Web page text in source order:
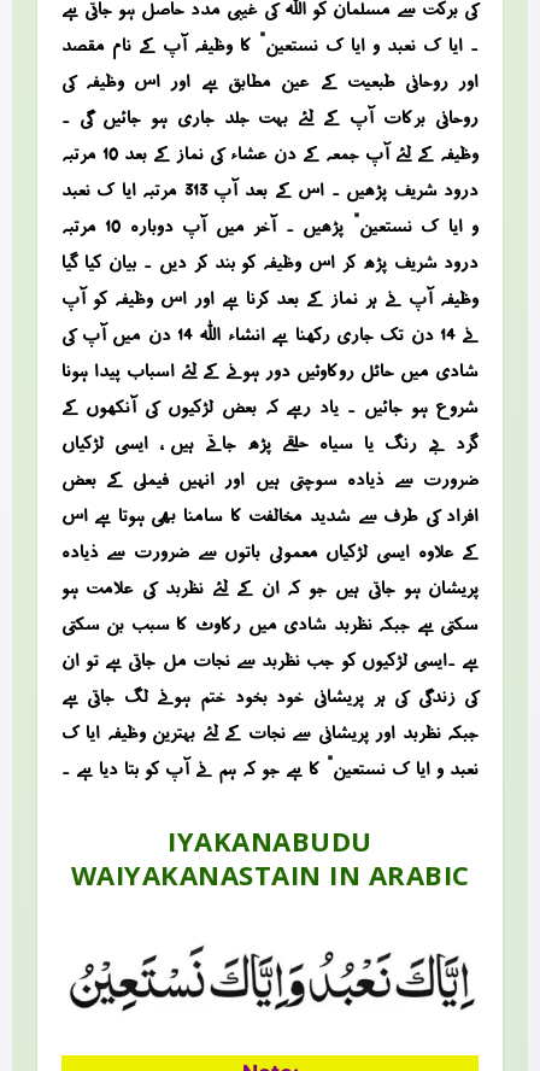
کی برکت سے مسلمان کو اللہ کی غیبی مدد حاصل ہو جاتی ہے
۔ “ایا ک نعبد و ایا ک نستعین” کا وظیفہ آپ کے نام مقصد
اور روحانی طبعیت کے عین مطابق ہے اور اس وظیفہ کی
روحانی برکات آپ کے لئے بہت جلد جاری ہو جائیں گی ۔
وظیفہ کے لئے آپ جمعہ کے دن عشاء کی نماز کے بعد 10 مرتبہ
درود شریف پڑھیں ۔ اس کے بعد آپ 313 مرتبہ “ایا ک نعبد
و ایا ک نستعین” پڑھیں ۔ آخر میں آپ دوبارہ 10 مرتبہ
درود شریف پڑھ کر اس وظیفہ کو بند کر دیں ۔ بیان کیا گیا
وظیفہ آپ نے ہر نماز کے بعد کرنا ہے اور اس وظیفہ کو آپ
نے 14 دن تک جاری رکھنا ہے انشاء اللہ 14 دن میں آپ کی
شادی میں حائل روکاوٹیں دور ہونے کے لئے اسباب پیدا ہونا
شروع ہو جائیں ۔ یاد رہے کہ بعض لڑکیوں کی آنکھوں کے
گرد بے رنگ یا سیاہ حلقے پڑھ جاتے ہیں ، ایسی لڑکیاں
ضرورت سے ذیادہ سوچتی ہیں اور انہیں فیملی کے بعض
افراد کی طرف سے شدید مخالفت کا سامنا بھی ہوتا ہے اس
کے علاوہ ایسی لڑکیاں معمولی باتوں سے ضرورت سے ذیادہ
پریشان ہو جاتی ہیں جو کہ ان کے لئے نظربد کی علامت ہو
سکتی ہے جبکہ نظربد شادی میں رکاوٹ کا سبب بن سکتی
ہے ۔ایسی لڑکیوں کو جب نظربد سے نجات مل جاتی ہے تو ان
کی زندگی کی ہر پریشانی خود بخود ختم ہونے لگ جاتی ہے
جبکہ نظربد اور پریشانی سے نجات کے لئے بہترین وظیفہ “ایا ک
نعبد و ایا ک نستعین” کا ہے جو کہ ہم نے آپ کو بتا دیا ہے ۔
IYAKANABUDU
WAIYAKANASTAIN IN ARABIC